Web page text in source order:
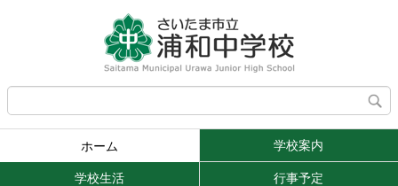
ホーム 学校案内
学校生活 行事予定